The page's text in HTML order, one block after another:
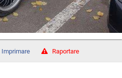
Imprimare Raportare